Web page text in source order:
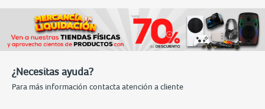
¿Necesitas ayuda?
Para más información contacta atención a cliente